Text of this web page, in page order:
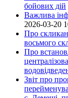
бойових дій
Важлива
2026-03-20
Про
восьмого
Про
Звіт про